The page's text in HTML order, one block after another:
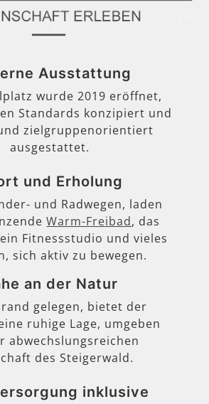
Ausstattung
wurde 2019 eröffnet,
Standards konzipiert und
zielgruppenorientiert
ausgestattet.
und Erholung
und Radwegen, laden
Warm-Freibad, das
Fitnessstudio und vieles
sich aktiv zu bewegen.
an der Natur
gelegen, bietet der
ruhige Lage, umgeben
abwechslungsreichen
des Steigerwald.
inklusive